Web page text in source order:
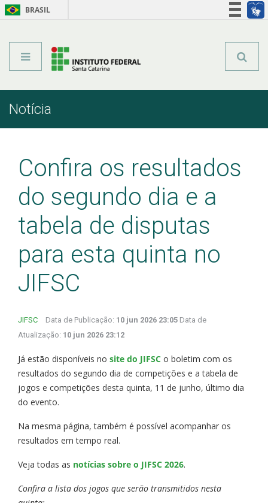
BRASIL
NotíciaInício
Confira os resultados
do segundo dia e a
tabela de disputas
para esta quinta no
JIFSC
JIFSC Data de Publicação: 10 jun 2026 23:05 Data de
Atualização: 10 jun 2026 23:12
Já estão disponíveis no site do JIFSC o boletim com os
resultados do segundo dia de competições e a tabela de
jogos e competições desta quinta, 11 de junho, último dia
do evento.
Na mesma página, também é possível acompanhar os
resultados em tempo real.
Veja todas as notícias sobre o JIFSC 2026.
Confira a lista dos jogos que serão transmitidos nesta